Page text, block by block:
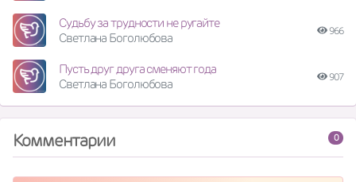
Судьбу за трудности не ругайте
Светлана Боголюбова
966
Пусть друг друга сменяют года
Светлана Боголюбова
907
0
Комментарии